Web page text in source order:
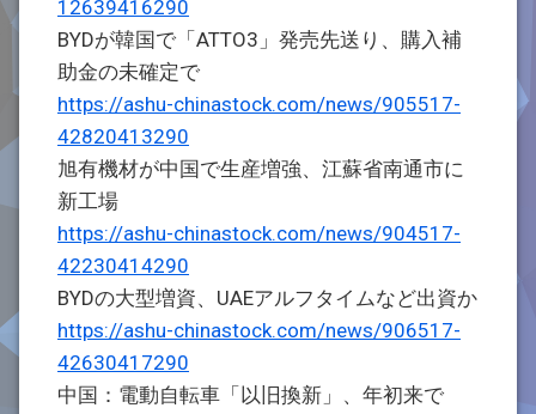
12639416290
BYDが韓国で「ATTO3」発売先送り、購入補
助金の未確定で
https://ashu-chinastock.com/news/905517-
42820413290
旭有機材が中国で生産増強、江蘇省南通市に
新工場
https://ashu-chinastock.com/news/904517-
42230414290
BYDの大型増資、UAEアルフタイムなど出資か
https://ashu-chinastock.com/news/906517-
42630417290
中国：電動自転車「以旧換新」、年初来で